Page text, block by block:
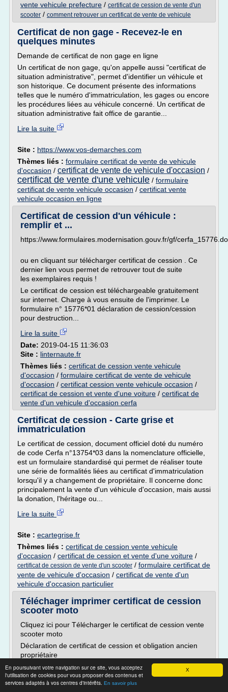
X
En poursuivant votre navigation sur ce site, vous acceptez
l'utilisation de cookies pour vous proposer des contenus et
services adaptés à vos centres d'intérêts. En savoir plus
vente vehicule prefecture / certificat de cession de vente d'un
scooter / comment retrouver un certificat de vente de vehicule
Certificat de non gage - Recevez-le en
quelques minutes
Demande de certificat de non gage en ligne
Un certificat de non gage, qu'on appelle aussi "certificat de
situation administrative", permet d'identifier un véhicule et
son historique. Ce document présente des informations
telles que le numéro d'immatriculation, les gages ou encore
les procédures liées au véhicule concerné. Un certificat de
situation administrative fait office de garantie...
Lire la suite
Site : https://www.vos-demarches.com
Thèmes liés : formulaire certificat de vente de vehicule
d'occasion / certificat de vente de vehicule d'occasion /
certificat de vente d'une vehicule / formulaire
certificat de vente vehicule occasion / certificat vente
vehicule occasion en ligne
Certificat de cession d'un véhicule :
remplir et ...
https://www.formulaires.modernisation.gouv.fr/gf/cerfa_15776.do
ou en cliquant sur télécharger certificat de cession . Ce
dernier lien vous permet de retrouver tout de suite
les exemplaires requis !
Le certificat de cession est téléchargeable gratuitement
sur internet. Charge à vous ensuite de l'imprimer. Le
formulaire n° 15776*01 déclaration de cession/cession
pour destruction...
Lire la suite
Date: 2019-04-15 11:36:03
Site : linternaute.fr
Thèmes liés : certificat de cession vente vehicule
d'occasion / formulaire certificat de vente de vehicule
d'occasion / certificat cession vente vehicule occasion /
certificat de cession et vente d'une voiture / certificat de
vente d'un vehicule d'occasion cerfa
Certificat de cession - Carte grise et
immatriculation
Le certificat de cession, document officiel doté du numéro
de code Cerfa n°13754*03 dans la nomenclature officielle,
est un formulaire standardisé qui permet de réaliser toute
une série de formalités liées au certificat d'immatriculation
lorsqu'il y a changement de propriétaire. Il concerne donc
principalement la vente d'un véhicule d'occasion, mais aussi
la donation, l'héritage ou...
Lire la suite
Site : ecartegrise.fr
Thèmes liés : certificat de cession vente vehicule
d'occasion / certificat de cession et vente d'une voiture /
certificat de cession de vente d'un scooter / formulaire certificat de
vente de vehicule d'occasion / certificat de vente d'un
vehicule d'occasion particulier
Téléchager imprimer certificat de cession
scooter moto
Cliquez ici pour Télécharger le certificat de cession vente
scooter moto
Déclaration de certificat de cession et obligation ancien
propriétaire
Avant de donner au nouvel acquéreur sa carte grise,
l'ancien propriétaire du scooter 50cc doit noter sur la
carte grise d'une manière lisible et inaltérable, la mention